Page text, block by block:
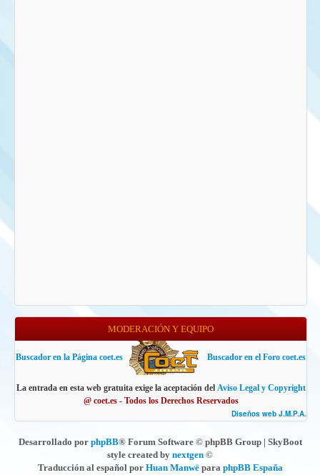
MODERACIÓN Y EQUIPO
Buscador en la Página coet.es Buscador en el Foro coet.es
La entrada en esta web gratuita exige la aceptación del Aviso Legal y Copyright
@ coet.es - Todos los Derechos Reservados
Diseños web J.M.P.A.
Desarrollado por phpBB® Forum Software © phpBB Group | SkyBoot
style created by nextgen ©
Traducción al español por Huan Manwëpara phpBB España